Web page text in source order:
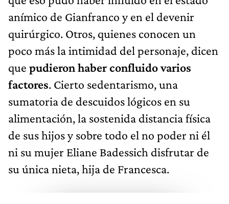
anímico de Gianfranco y en el devenir
quirúrgico. Otros, quienes conocen un
poco más la intimidad del personaje, dicen
que pudieron haber confluido varios
factores. Cierto sedentarismo, una
sumatoria de descuidos lógicos en su
alimentación, la sostenida distancia física
de sus hijos y sobre todo el no poder ni él
ni su mujer Eliane Badessich disfrutar de
su única nieta, hija de Francesca.